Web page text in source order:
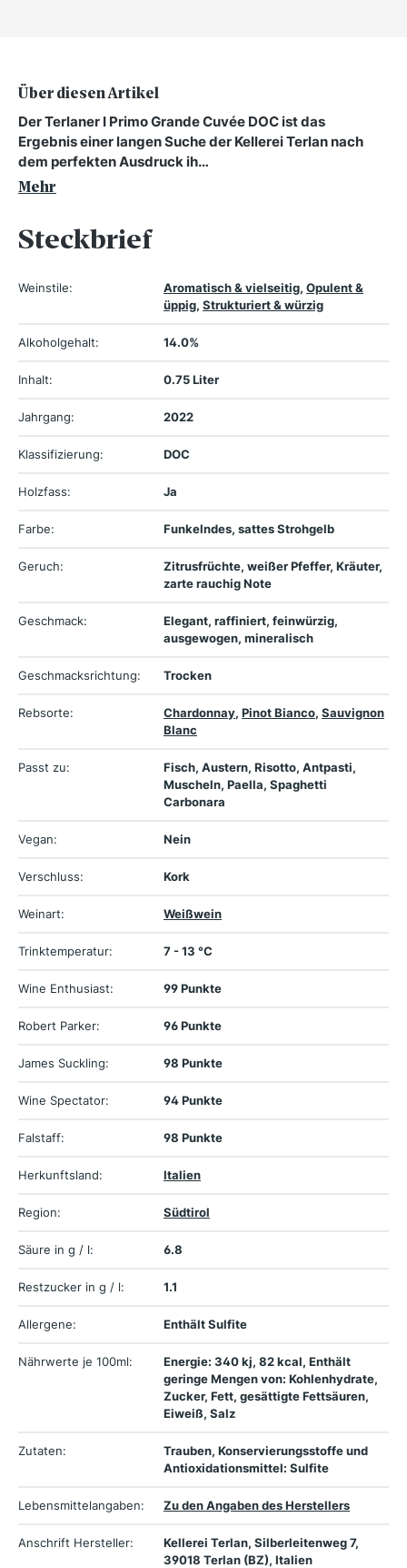
Über diesen Artikel
Der Terlaner I Primo Grande Cuvée DOC ist das
Ergebnis einer langen Suche der Kellerei Terlan nach
dem perfekten Ausdruck ih…
Mehr
Steckbrief
Weinstile: Aromatisch & vielseitig, Opulent &
üppig, Strukturiert & würzig
Alkoholgehalt: 14.0%
Inhalt: 0.75 Liter
Jahrgang: 2022
Klassifizierung: DOC
Holzfass: Ja
Farbe: Funkelndes, sattes Strohgelb
Geruch:
Zitrusfrüchte, weißer Pfeffer, Kräuter,
zarte rauchig Note
Geschmack:
Elegant, raffiniert, feinwürzig,
ausgewogen, mineralisch
Geschmacksrichtung: Trocken
Rebsorte: Chardonnay, Pinot Bianco, Sauvignon
Blanc
Passt zu:
Fisch, Austern, Risotto, Antpasti,
Muscheln, Paella, Spaghetti
Carbonara
Vegan: Nein
Verschluss: Kork
Weinart: Weißwein
Trinktemperatur: 7 - 13 °C
Wine Enthusiast: 99 Punkte
Robert Parker: 96 Punkte
James Suckling: 98 Punkte
Wine Spectator: 94 Punkte
Falstaff: 98 Punkte
Herkunftsland: Italien
Region: Südtirol
Säure in g / l: 6.8
Restzucker in g / l: 1.1
Allergene: Enthält Sulfite
Nährwerte je 100ml:
Energie: 340 kj, 82 kcal, Enthält
geringe Mengen von: Kohlenhydrate,
Zucker, Fett, gesättigte Fettsäuren,
Eiweiß, Salz
Zutaten:
Trauben, Konservierungsstoffe und
Antioxidationsmittel: Sulfite
Lebensmittelangaben: Zu den Angaben des Herstellers
Anschrift Hersteller:
Kellerei Terlan, Silberleitenweg 7,
39018 Terlan (BZ), Italien